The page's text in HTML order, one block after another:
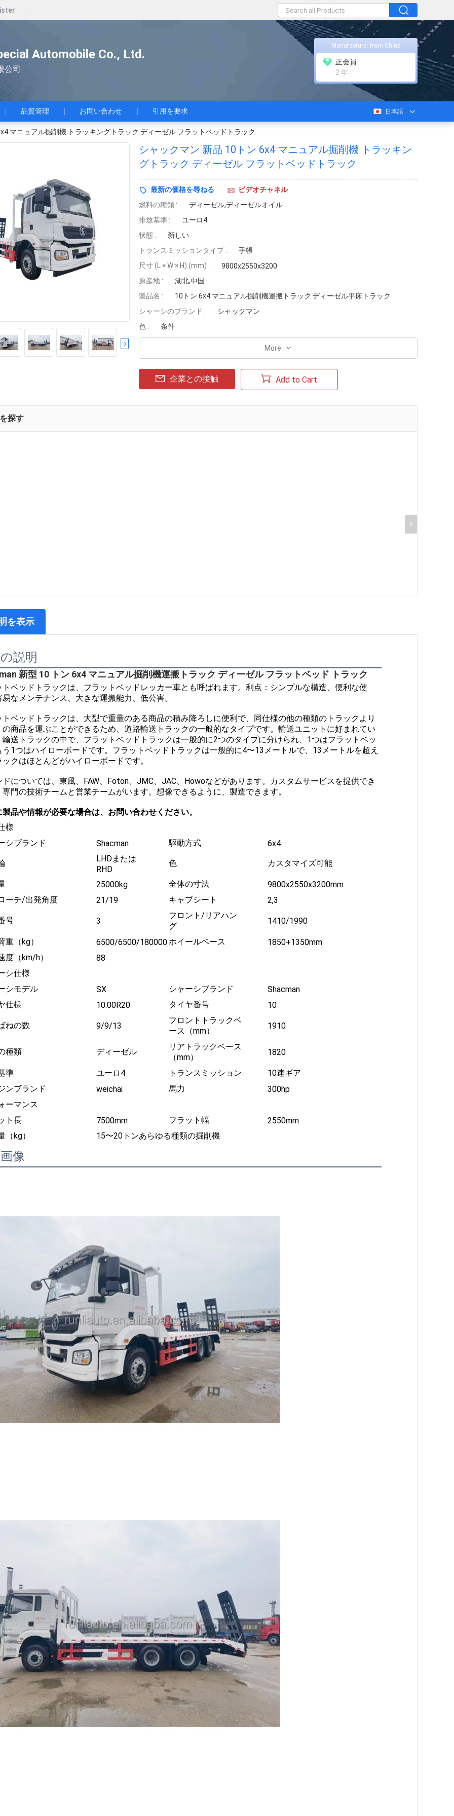
Automobile Co., Ltd.
公司
Manufacturer from China
正会員
2 年
品質管理 お問い合わせ 引用を要求 日本語
マニュアル掘削機 トラッキングトラック ディーゼル フラットベッドトラック
シャックマン 新品 10トン 6x4 マニュアル掘削機 トラッキン
グトラック ディーゼル フラットベッドトラック
最新の価格を尋ねる
ビデオチャネル
燃料の種類 :
ディーゼル,ディーゼルオイル
排放基準 :
ユーロ4
状態 :
新しい
トランスミッションタイプ :
手帳
尺寸 (L × W × H) (mm) :
9800x2550x3200
原産地 :
湖北,中国
製品名 :
10トン 6x4 マニュアル掘削機運搬トラック ディーゼル平床トラック
シャーシのブランド :
シャックマン
色 :
条件
More
企業との接触 Add to Cart
探す
を表示
説明
新型 10 トン 6x4 マニュアル掘削機運搬トラック ディーゼル フラットベッド トラック
トベッドトラックは、フラットベッドレッカー車とも呼ばれます。 利点：シンプルな構造、便利な使
なメンテナンス、大きな運搬能力、低公害。
トベッドトラックは、大型で重量のある商品の積み降ろしに便利で、同仕様の他の種類のトラックより
の商品を運ぶことができるため、道路輸送トラックの一般的なタイプです。輸送ユニットに好まれてい
輸送トラックの中で、フラットベッドトラックは一般的に2つのタイプに分けられ、1つはフラットベッ
う1つはハイローボードです。フラットベッドトラックは一般的に4〜13メートルで、13メートルを超え
クはほとんどがハイローボードです。
ドについては、東風、FAW、Foton、JMC、JAC、Howoなどがあります。カスタムサービスを提供でき
専門の技術チームと営業チームがいます。想像できるように、製造できます。
品や情報が必要な場合は、お問い合わせください。
様
シブランド
Shacman 駆動方式 6x4
LHDまたは
RHD
色 カスタマイズ可能
25000kg 全体の寸法
9800x2550x3200mm
ーチ/出発角度
21/19 キャブシート 2,3
号 3
フロント/リアハン
グ
1410/1990
重（kg） 6500/6500/180000ホイールベース
1850+1350mm
度（km/h）
88
シ仕様
シモデル
SX シャーシブランド
Shacman
仕様
10.00R20 タイヤ番号 10
ねの数 9/9/13
フロントトラックベ
ース（mm）
1910
種類 ディーゼル
リアトラックベース
（mm）
1820
準 ユーロ4 トランスミッション
10速ギア
ンブランド
weichai 馬力
300hp
ーマンス
ト長
7500mm フラット幅
2550mm
（kg）
15〜20トンあらゆる種類の掘削機
像